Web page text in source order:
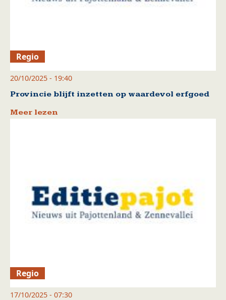
Regio
20/10/2025 - 19:40
Provincie blijft inzetten op waardevol erfgoed
Meer lezen
Regio
17/10/2025 - 07:30